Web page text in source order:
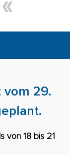
vom 29.
von 18 bis 21